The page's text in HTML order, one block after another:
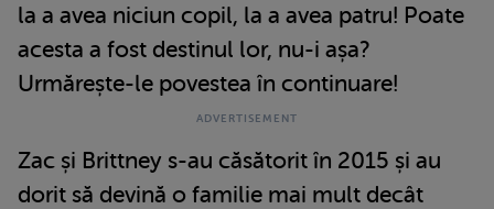
la a avea niciun copil, la a avea patru! Poate
acesta a fost destinul lor, nu-i așa?
Urmărește-le povestea în continuare!
Zac și Brittney s-au căsătorit în 2015 și au
dorit să devină o familie mai mult decât